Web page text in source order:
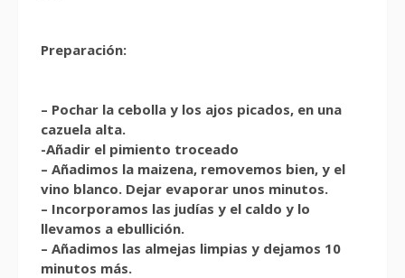
Preparación:
– Pochar la cebolla y los ajos picados, en una
cazuela alta.
-Añadir el pimiento troceado
– Añadimos la maizena, removemos bien, y el
vino blanco. Dejar evaporar unos minutos.
– Incorporamos las judías y el caldo y lo
llevamos a ebullición.
– Añadimos las almejas limpias y dejamos 10
minutos más.